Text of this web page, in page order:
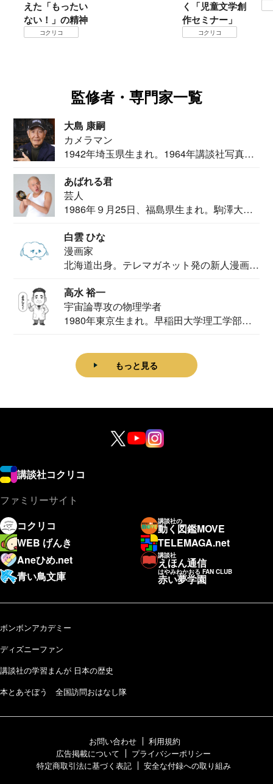
コクリコ
監修者・専門家一覧
大島 康嗣
カメラマン
1942年埼玉県生まれ。1964年講談社写真部
あばれる君
芸人
1986年９月25日、福島県生まれ。駒澤大学
白雲 ひな
漫画家
北海道出身。テレマガネット発の新人漫画
高水 裕一
宇宙論専攻の物理学者
1980年東京生まれ。早稲田大学理工学部物
もっと見る
講談社コクリコ
ファミリーサイト
コクリコ
講談社の
動く図鑑MOVE
WEB げんき
TELEMAGA.net
Aneひめ.net
講談社
えほん通信
青い鳥文庫
はやみねかおる FAN CLUB
赤い夢学園
ボンボンアカデミー
ディズニーファン
講談社の学習まんが 日本の歴史
本とあそぼう 全国訪問おはなし隊
お問い合わせ
利用規約
広告掲載について
プライバシーポリシー
特定商取引法に基づく表記
安全な付録への取り組み